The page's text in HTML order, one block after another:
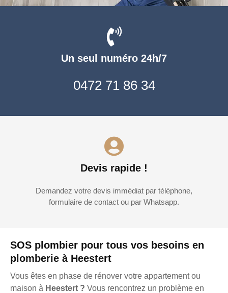
SOS plombier pour tous vos besoins en
plomberie à Heestert
Vous êtes en phase de rénover votre appartement ou
maison à Heestert ? Vous rencontrez un problème en
Un seul numéro 24h/7
0472 71 86 34
Devis rapide !
Demandez votre devis immédiat par téléphone,
formulaire de contact ou par Whatsapp.